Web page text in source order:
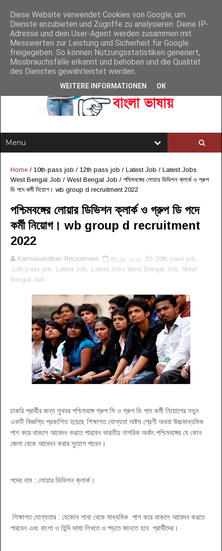
Home / 10th pass job / 12th pass job / Latest Job / Latest Jobs
West Bengal Job / West Bengal Job / পশ্চিমবঙ্গের লোয়ার ডিভিশন ক্লার্ক ও গ্রুপ
ডি পদে কর্মী নিয়োগ। wb group d recruitment 2022
পশ্চিমবঙ্গের লোয়ার ডিভিশন ক্লার্ক ও গ্রুপ ডি পদে
কর্মী নিয়োগ। wb group d recruitment
2022
Karmasandhan Recruitment জুন ২৬, ২০২২ 10th pass job
12th pass job
Latest Job Latest Jobs West Bengal Job
West
Bengal Job
চাকরি প্রার্থীর জন্য সুখবর পশ্চিমবঙ্গে গ্রুপ সি ও গ্রুপ ডি পদে কর্মী নিয়োগের নতুন
একটি বিজ্ঞপ্তি প্রকাশিত হয়েছে শিক্ষাগত যোগ্যতা অষ্টম শ্রেণী অথবা উচ্চমাধ্যমিক
পাশ করে থাকলে আবেদন করতে পারবেন ভারতীয় নাগরিক অর্থাৎ পশ্চিমবঙ্গের যে কোন
জেলা থেকে আবেদন করার সুযোগ পাবেন।
পদের নাম : লোয়ার ডিভিশন ক্লার্ক।
শিক্ষাগত যোগ্যতার : যেকোন শাখা থেকে মাধ্যমিক পাশ করে থাকলে আবেদন করতে
পারবেন এবং বাংলা ও হিন্দি ভাষা লিখতে ও পড়তে জানতে হবে প্রার্থীদের।
Diese Website verwendet Cookies von Google, um
Dienste anzubieten und Zugriffe zu analysieren. Deine IP-
Adresse und dein User-Agent werden zusammen mit
Messwerten zur Leistung und Sicherheit für Google
freigegeben. So können Nutzungsstatistiken generiert,
Missbrauchsfälle erkannt und behoben und die Qualität
des Dienstes gewährleistet werden.
WEITERE INFORMATIONEN OK